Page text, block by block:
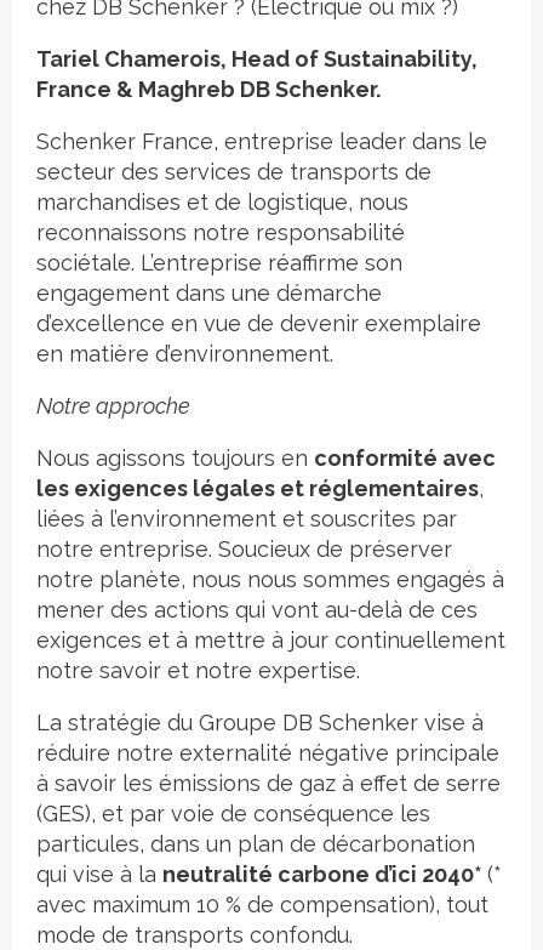
chez DB Schenker ? (Électrique ou mix ?)
Tariel Chamerois, Head of Sustainability,
France & Maghreb DB Schenker.
Schenker France, entreprise leader dans le
secteur des services de transports de
marchandises et de logistique, nous
reconnaissons notre responsabilité
sociétale. L’entreprise réaffirme son
engagement dans une démarche
d’excellence en vue de devenir exemplaire
en matière d’environnement.
Notre approche
Nous agissons toujours en conformité avec
les exigences légales et réglementaires,
liées à l’environnement et souscrites par
notre entreprise. Soucieux de préserver
notre planète, nous nous sommes engagés à
mener des actions qui vont au-delà de ces
exigences et à mettre à jour continuellement
notre savoir et notre expertise.
La stratégie du Groupe DB Schenker vise à
réduire notre externalité négative principale
à savoir les émissions de gaz à effet de serre
(GES), et par voie de conséquence les
particules, dans un plan de décarbonation
qui vise à la neutralité carbone d’ici 2040* (*
avec maximum 10 % de compensation), tout
mode de transports confondu.